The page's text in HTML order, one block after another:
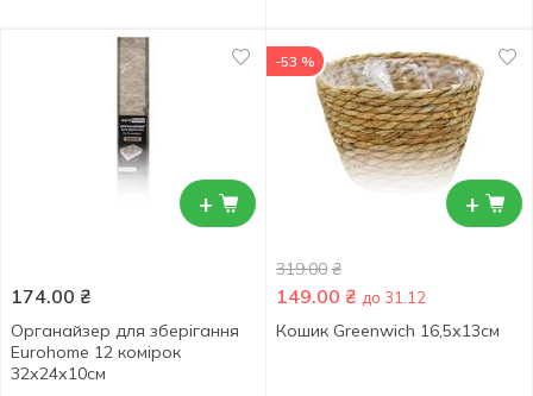
+
174.00 ₴
Органайзер для зберігання
Eurohome 12 комірок
32х24х10см
+
-53 %
319.00 ₴
149.00 ₴ до 31.12
Кошик Greenwich 16,5х13см